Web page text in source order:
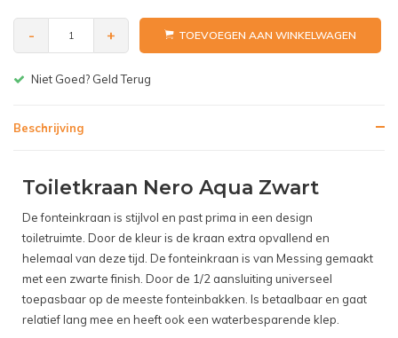
- + TOEVOEGEN AAN WINKELWAGEN
Gratis bezorgen v.a. € 150,-(NL)
Beschrijving
Toiletkraan Nero Aqua Zwart
De fonteinkraan is stijlvol en past prima in een design
toiletruimte. Door de kleur is de kraan extra opvallend en
helemaal van deze tijd. De fonteinkraan is van Messing gemaakt
met een zwarte finish. Door de 1/2 aansluiting universeel
toepasbaar op de meeste fonteinbakken. Is betaalbaar en gaat
relatief lang mee en heeft ook een waterbesparende klep.